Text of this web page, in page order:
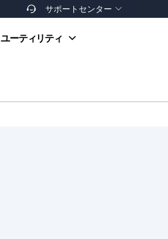
 サポートセンター 
お支払い方法
ユーティリティ